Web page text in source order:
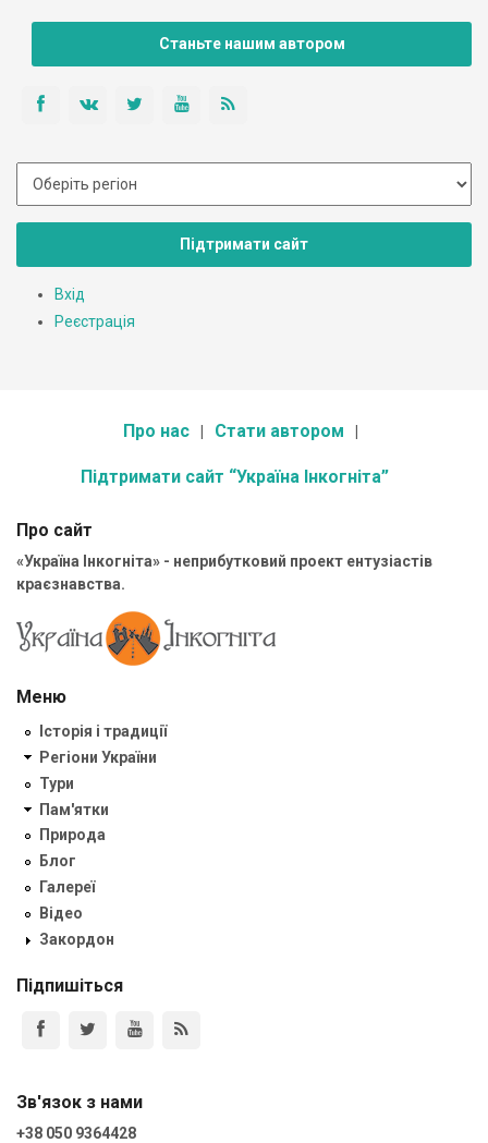
Станьте нашим автором
Підтримати сайт
Вхід
Реєстрація
Про нас Стати автором
Підтримати сайт “Україна Інкогніта”
Про сайт
«Україна Інкогніта» - неприбутковий проект ентузіастів
краєзнавства.
Меню
Історія і традиції
Регіони України
Тури
Пам'ятки
Природа
Блог
Галереї
Відео
Закордон
Підпишіться
Зв'язок з нами
+38 050 9364428